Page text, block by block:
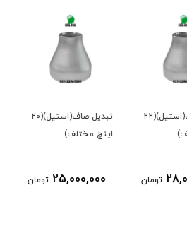
تبدیل صاف(استیل)(۲۰
تومان
تبدیل صاف(استیل)(۱۸
اینچ مختلف)
19,500,000 تومان